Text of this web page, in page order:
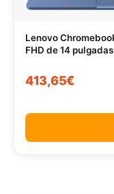
Lenovo
FHD de 14 pulgadas
413,65€